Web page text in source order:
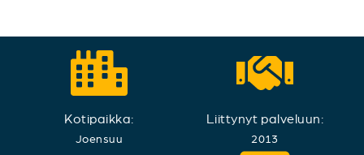
Kotipaikka:
Joensuu
Liittynyt palveluun:
2013